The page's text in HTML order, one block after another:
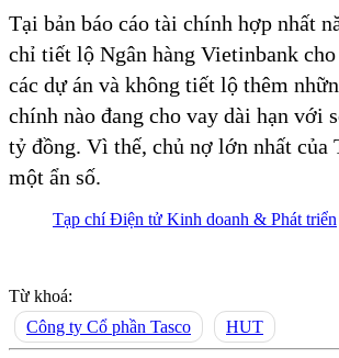
Tại bản báo cáo tài chính hợp nhất
chỉ tiết lộ Ngân hàng Vietinbank
các dự án và không tiết lộ thêm
chính nào đang cho vay dài hạn với
tỷ đồng. Vì thế, chủ nợ lớn nhất của
một ẩn số.
Tạp chí Điện tử Kinh doanh & Phát triển
Từ khoá:
Công ty Cổ phần Tasco
HUT